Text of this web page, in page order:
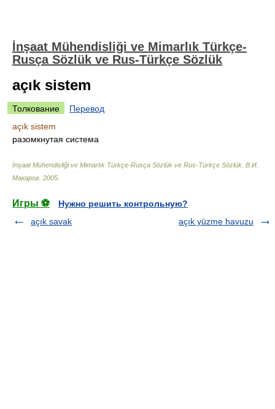
İnşaat Mühendisliği ve Mimarlık Türkçe-
Rusça Sözlük ve Rus-Türkçe Sözlük
açık sistem
Толкование
Перевод
açık sistem
разомкнутая система
İnşaat Mühendisliği ve Mimarlık Türkçe-Rusça Sözlük ve Rus-Türkçe Sözlük В.И.
Макаров 2005
Игры ⚽
Нужно решить контрольную?
açık savak
açık yüzme havuzu